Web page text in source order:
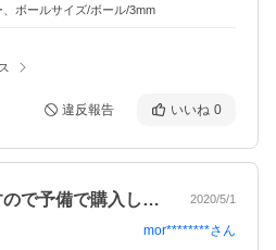
ボールサイズ/ボール/3mm
違反報告 いいね 0
よくキャッチを失くすので予備で購入しま… 2020/5/1
mor********さん